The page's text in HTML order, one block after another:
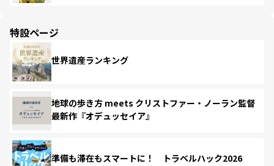
特設ページ
世界遺産ランキング
地球の歩き方 meets クリストファー・ノーラン監督
最新作『オデュッセイア』
準備も滞在もスマートに！ トラベルハック2026